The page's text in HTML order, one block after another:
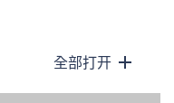
全部打开